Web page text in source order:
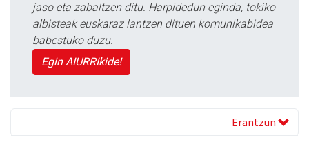
jaso eta zabaltzen ditu. Harpidedun eginda, tokiko
albisteak euskaraz lantzen dituen komunikabidea
babestuko duzu.
Egin AIURRIkide!
Erantzun